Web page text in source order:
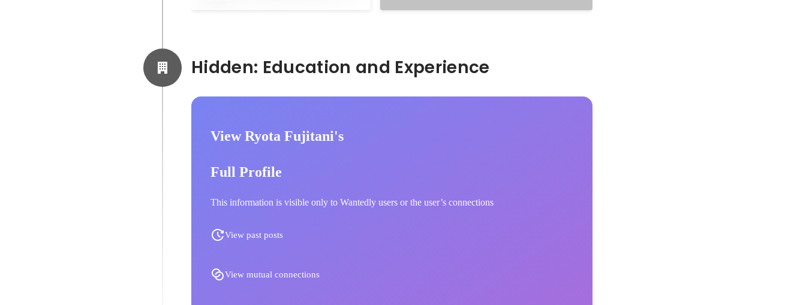
View Ryota Fujitani's
Full Profile
This information is visible only to Wantedly users or the user’s connections
View past posts
View mutual connections